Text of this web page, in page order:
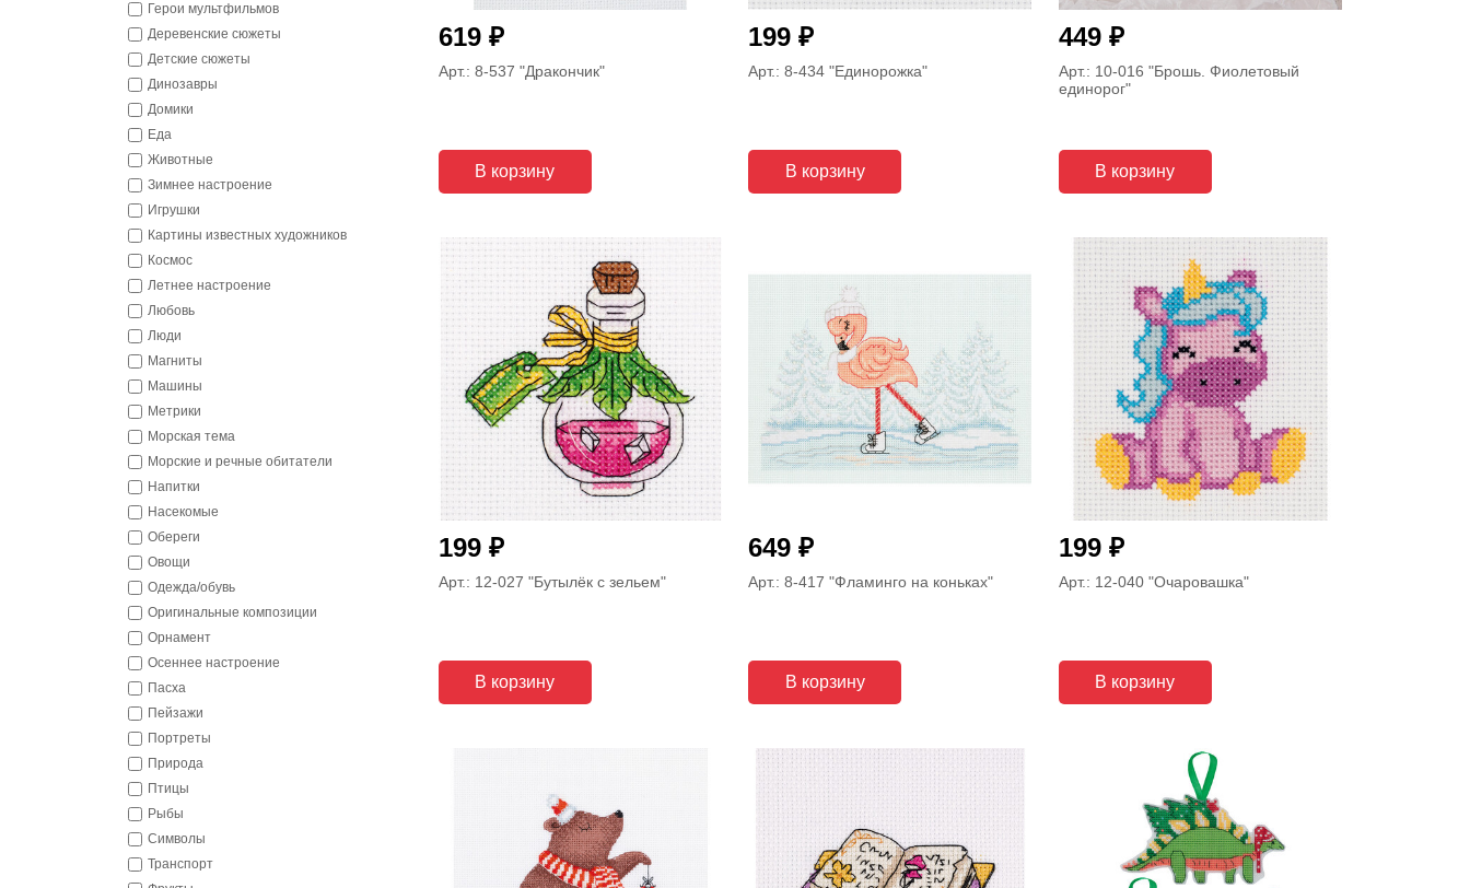
Герои мультфильмов
Деревенские сюжеты
Детские сюжеты
Динозавры
Домики
Еда
Животные
Зимнее настроение
Игрушки
Картины известных художников
Космос
Летнее настроение
Любовь
Люди
Магниты
Машины
Метрики
Морская тема
Морские и речные обитатели
Напитки
Насекомые
Обереги
Овощи
Одежда/обувь
Оригинальные композиции
Орнамент
Осеннее настроение
Пасха
Пейзажи
Портреты
Природа
Птицы
Рыбы
Символы
Транспорт
619 ₽
Арт.: 8-537 "Дракончик"
В корзину
199₽
Арт.: 8-434"Единорожка"
В корзину
449 ₽
Арт.: 10-016 "Брошь. Фиолетовый
единорог"
В корзину
199 ₽
Арт.: 12-027 "Бутылёк с зельем"
В корзину
649₽
Арт.: 8-417"Фламинго на коньках"
В корзину
199 ₽
Арт.: 12-040 "Очаровашка"
В корзину